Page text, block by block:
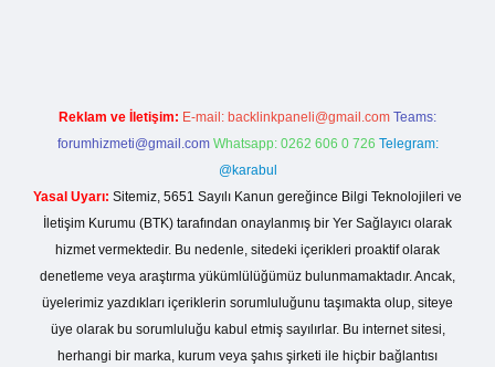
Reklam ve İletişim: E-mail: backlinkpaneli@gmail.com Teams:
forumhizmeti@gmail.com Whatsapp: 0262 606 0 726 Telegram:
@karabul
Yasal Uyarı: Sitemiz, 5651 Sayılı Kanun gereğince Bilgi Teknolojileri ve
İletişim Kurumu (BTK) tarafından onaylanmış bir Yer Sağlayıcı olarak
hizmet vermektedir. Bu nedenle, sitedeki içerikleri proaktif olarak
denetleme veya araştırma yükümlülüğümüz bulunmamaktadır. Ancak,
üyelerimiz yazdıkları içeriklerin sorumluluğunu taşımakta olup, siteye
üye olarak bu sorumluluğu kabul etmiş sayılırlar. Bu internet sitesi,
herhangi bir marka, kurum veya şahıs şirketi ile hiçbir bağlantısı